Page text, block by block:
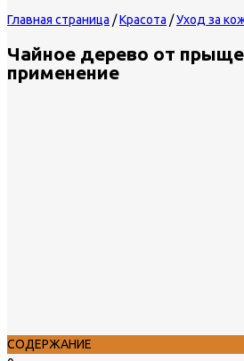
Главная страница /Красота /Уход за
Чайное дерево от
применение
СОДЕРЖАНИЕ